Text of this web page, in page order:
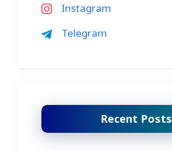
Instagram
Telegram
Recent Posts